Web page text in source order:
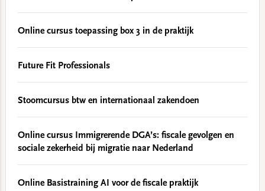
Online cursus toepassing box 3 in de praktijk
Future Fit Professionals
Stoomcursus btw en internationaal zakendoen
Online cursus Immigrerende DGA’s: fiscale gevolgen en
sociale zekerheid bij migratie naar Nederland
Online Basistraining AI voor de fiscale praktijk